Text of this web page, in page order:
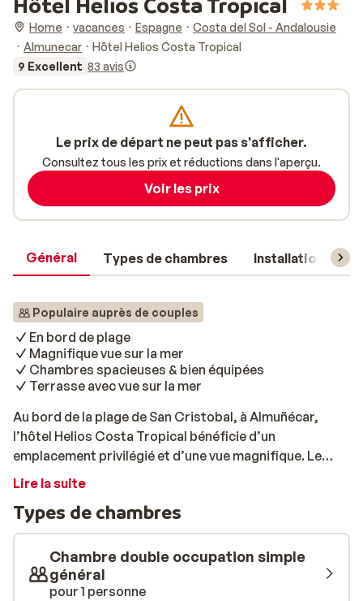
Home vacances Espagne
Costa del Sol - Andalousie
Almunecar
Hôtel Helios Costa Tropical
9 Excellent 83 avis
Général Types de chambres Installations
Populaire auprès de couples
En bord de plage
Magnifique vue sur la mer
Chambres spacieuses & bien équipées
Terrasse avec vue sur la mer
Au bord de la plage de San Cristobal, à Almuñécar,
l’hôtel Helios Costa Tropical bénéficie d’un
emplacement privilégié et d’une vue magnifique. Le
centre ville est à environ 10 minutes à pied. À quelques
botanique d'Almuñécar. L'Helios Costa Tropical
comprend de belles chambres, modernes et décorées
dans des couleurs vives, avec une touche
méditerranéenne. Elles disposent presque toutes d'un
balcon. Après un délicieux dîner sous forme de buffet
Lire la suite
Types de chambres
Chambre double occupation simple
général
pour 1 personne
Le prix de départ ne peut pas s'afficher.
Consultez tous les prix et réductions dans l'aperçu.
Voir les prix